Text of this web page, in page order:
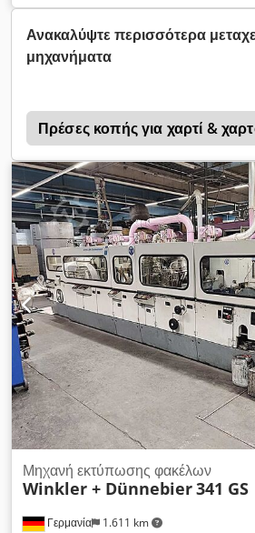
Ανακαλύψτε περισσότερα
μηχανήματα
Πρέσες κοπής για χαρτί &
Γερμανία 1.611 km
Μηχανή εκτύπωσης φακέλων
Winkler + Dünnebier341 GS